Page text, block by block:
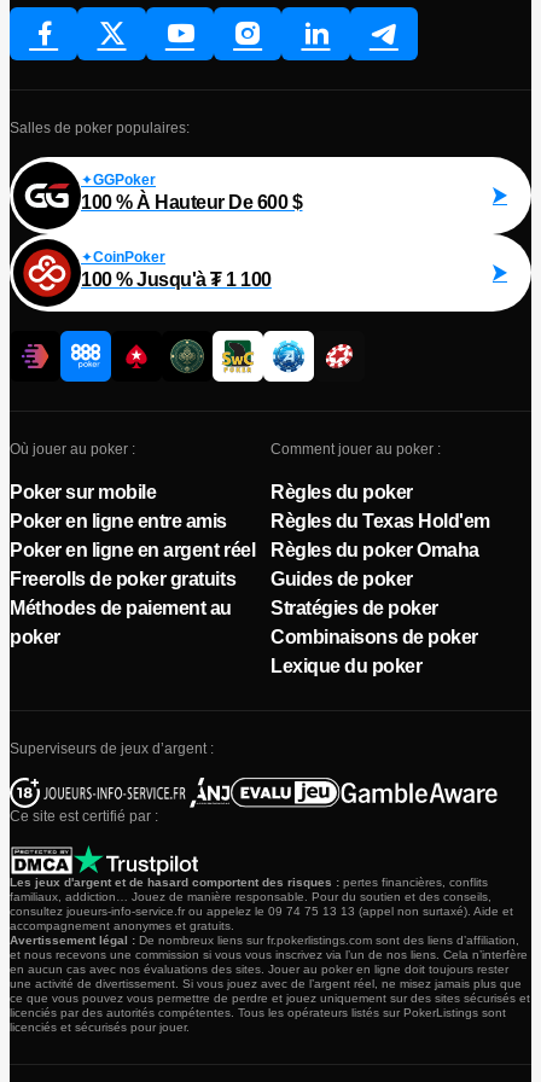
Salles de poker populaires:
GGPoker
100 % À Hauteur De 600 $
CoinPoker
100 % Jusqu'à ₮ 1 100
Où jouer au poker :
Poker sur mobile
Poker en ligne entre amis
Poker en ligne en argent réel
Freerolls de poker gratuits
Méthodes de paiement au
poker
Comment jouer au poker :
Règles du poker
Règles du Texas Hold'em
Règles du poker Omaha
Guides de poker
Stratégies de poker
Combinaisons de poker
Lexique du poker
Superviseurs de jeux d’argent :
Ce site est certifié par :
Les jeux d'argent et de hasard comportent des risques : pertes financières, conflits
familiaux, addiction… Jouez de manière responsable. Pour du soutien et des conseils,
consultez joueurs-info-service.fr ou appelez le 09 74 75 13 13 (appel non surtaxé). Aide et
accompagnement anonymes et gratuits.
Avertissement légal : De nombreux liens sur fr.pokerlistings.com sont des liens d’affiliation,
et nous recevons une commission si vous vous inscrivez via l’un de nos liens. Cela n’interfère
en aucun cas avec nos évaluations des sites. Jouer au poker en ligne doit toujours rester
une activité de divertissement. Si vous jouez avec de l’argent réel, ne misez jamais plus que
ce que vous pouvez vous permettre de perdre et jouez uniquement sur des sites sécurisés et
licenciés par des autorités compétentes. Tous les opérateurs listés sur PokerListings sont
licenciés et sécurisés pour jouer.